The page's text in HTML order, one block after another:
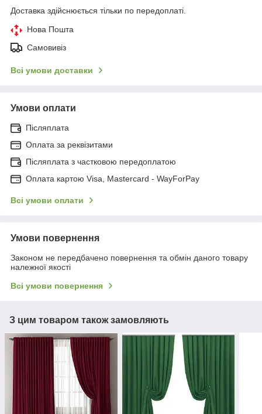
Доставка здійснюється тільки по передоплаті.
Нова Пошта
Самовивіз
Всі умови доставки
Умови оплати
Післяплата
Оплата за реквізитами
Післяплата з частковою передоплатою
Оплата картою Visa, Mastercard - WayForPay
Всі умови оплати
Умови повернення
Законом не передбачено повернення та обмін даного товару
належної якості
Всі умови повернення
З цим товаром також замовляють